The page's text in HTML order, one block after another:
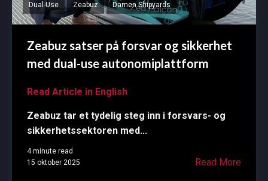
Dual-Use Zeabuz Damen Shipyards
Zeabuz satser på forsvar og sikkerhet
med dual-use autonomiplattform
Read Article in English
Zeabuz tar et tydelig steg inn i forsvars- og
sikkerhetssektoren med...
4 minute read
15 oktober 2025
Read More